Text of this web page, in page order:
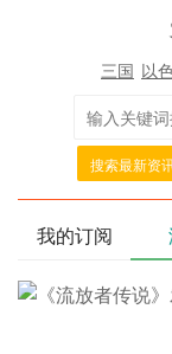
三国 以
搜索最新资
我的订阅